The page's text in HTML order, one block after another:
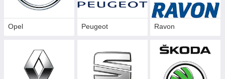
Opel Peugeot Ravon